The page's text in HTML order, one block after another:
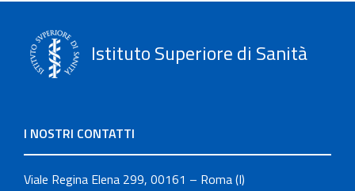
Istituto Superiore di Sanità
I NOSTRI CONTATTI
Viale Regina Elena 299, 00161 – Roma (I)